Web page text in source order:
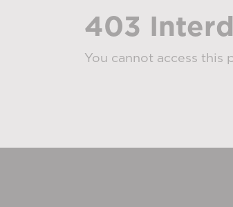
403
You cannot access this